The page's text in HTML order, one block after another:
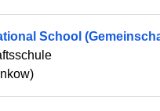
School
)